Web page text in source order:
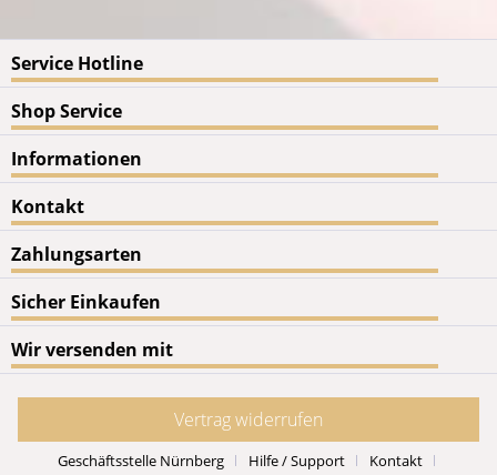
Service Hotline
Shop Service
Informationen
Kontakt
Zahlungsarten
Sicher Einkaufen
Wir versenden mit
Vertrag widerrufen
Geschäftsstelle Nürnberg Hilfe / Support Kontakt